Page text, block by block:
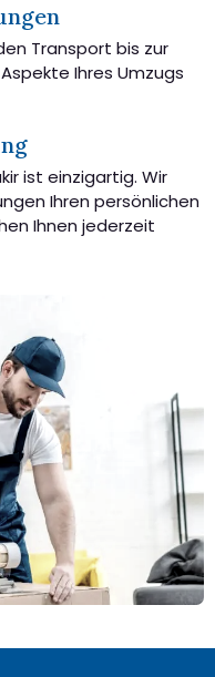
Transport bis zur
Ihres Umzugs
ist einzigartig. Wir
Ihren persönlichen
Ihnen jederzeit